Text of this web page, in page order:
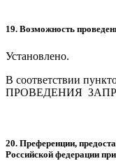
19. Возможность
Установлено.
В соответствии
ПРОВЕДЕНИЯ
20. Преференции,
Российской федерации